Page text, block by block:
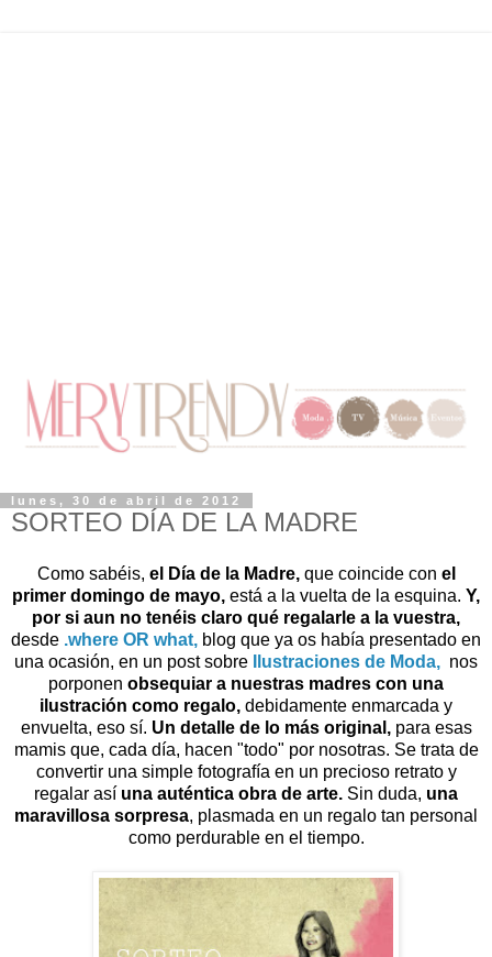
lunes, 30 de abril de 2012
SORTEO DÍA DE LA MADRE
Como sabéis, el Día de la Madre,que coincide con el
primer domingo de mayo, está a la vuelta de la esquina. Y,
por si aun no tenéis claro qué regalarle a la vuestra,
desde .where OR what, blog que ya os había presentado en
una ocasión, en un post sobre
Ilustraciones de Moda, nos
porponen obsequiar a nuestras madres con una
ilustración como regalo, debidamente enmarcada y
envuelta, eso sí. Un detalle de lo más original, para esas
mamis que, cada día, hacen "todo" por nosotras. Se trata de
convertir una simple fotografía en un precioso retrato y
regalar así una auténtica obra de arte. Sin duda, una
maravillosa sorpresa, plasmada en un regalo tan personal
como perdurable en el tiempo.